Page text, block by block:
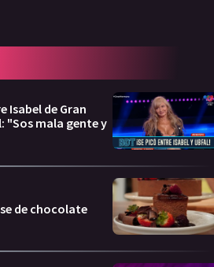
Isabel de Gran
"Sos mala gente y
de chocolate